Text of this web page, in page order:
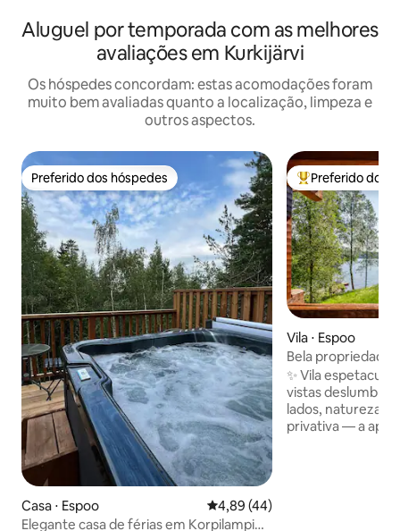
Aluguel por temporada com as melhores
avaliações em Kurkijärvi
Os hóspedes concordam: estas acomodações foram
muito bem avaliadas quanto a localização, limpeza e
outros aspectos.
Preferido dos hóspedes
Preferido dos hóspedes
Casa ⋅ Espoo 4,89 de uma avaliação média
4,89 (44)
Elegante casa de férias em Korpilampi
Entre os
Preferido dos
Vila ⋅ Espoo
Bela propriedade
✨ Vila
vistas
lados, natureza
privativa — a